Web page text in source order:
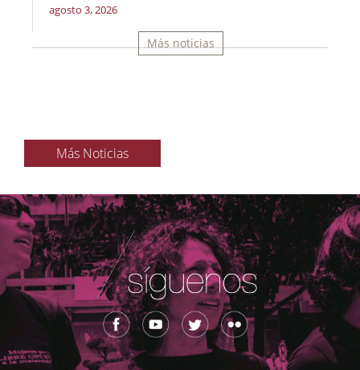
agosto 3, 2026
Más noticias
Más Noticias